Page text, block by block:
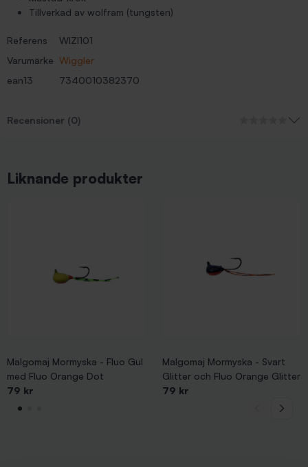
Tillverkad av wolfram (tungsten)
Referens
WIZI101
Varumärke Wiggler
ean13
7340010382370
Recensioner (0)
Liknande produkter
Malgomaj Mormyska - Fluo Gul
med Fluo Orange Dot
79 kr
Malgomaj Mormyska - Svart
Glitter och Fluo Orange Glitter
79 kr